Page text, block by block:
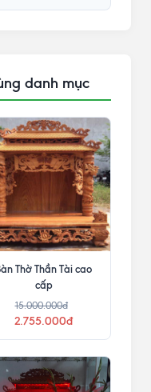
danh mục
Thờ Thần Tài cao
cấp
15.000.000đ
2.755.000đ